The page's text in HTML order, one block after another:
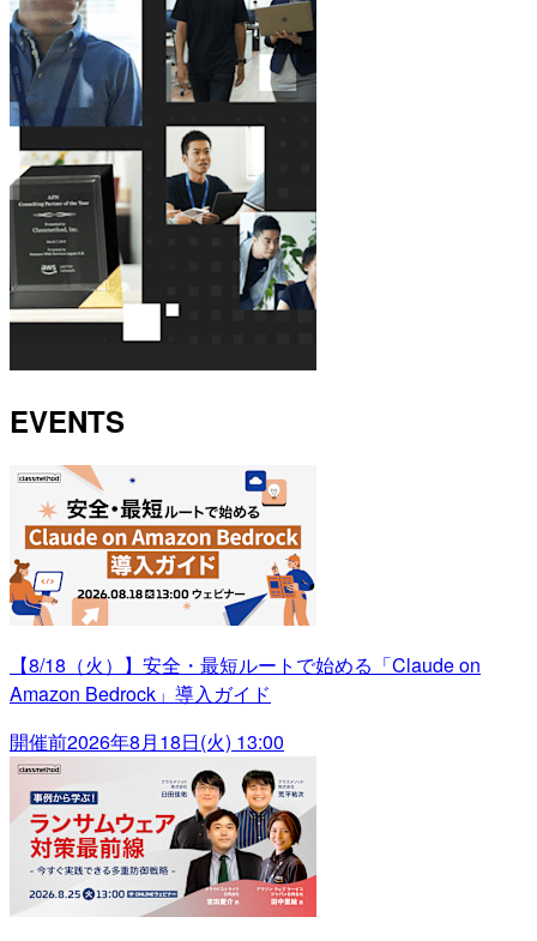
EVENTS
【8/18（火）】安全・最短ルートで始める「Claude on
Amazon Bedrock」導入ガイド
開催前2026年8月18日(火) 13:00